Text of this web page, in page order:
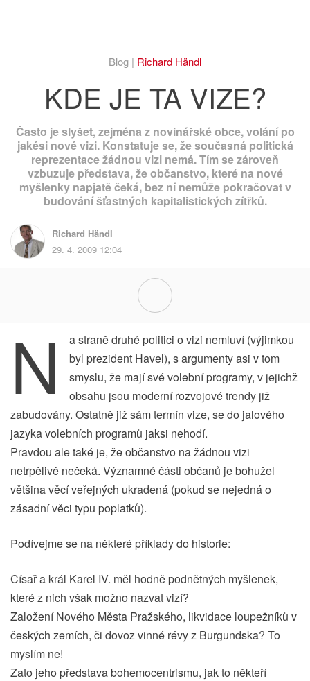
Blog | Richard Händl
KDE JE TA VIZE?
Často je slyšet, zejména z novinářské obce, volání po
jakési nové vizi. Konstatuje se, že současná politická
reprezentace žádnou vizi nemá. Tím se zároveň
vzbuzuje představa, že občanstvo, které na nové
myšlenky napjatě čeká, bez ní nemůže pokračovat v
budování šťastných kapitalistických zítřků.
Richard Händl
29. 4. 2009 12:04
N
a straně druhé politici o vizi nemluví (výjimkou
byl prezident Havel), s argumenty asi v tom
smyslu, že mají své volební programy, v jejichž
obsahu jsou moderní rozvojové trendy již
zabudovány. Ostatně již sám termín vize, se do jalového
jazyka volebních programů jaksi nehodí.
Pravdou ale také je, že občanstvo na žádnou vizi
netrpělivě nečeká. Významné části občanů je bohužel
většina věcí veřejných ukradená (pokud se nejedná o
zásadní věci typu poplatků).
Podívejme se na některé příklady do historie:
Císař a král Karel IV. měl hodně podnětných myšlenek,
které z nich však možno nazvat vizí?
Založení Nového Města Pražského, likvidace loupežníků v
českých zemích, či dovoz vinné révy z Burgundska? To
myslím ne!
Zato jeho představa bohemocentrismu, jak to někteří